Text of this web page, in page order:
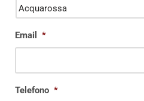
Email *
Telefono *